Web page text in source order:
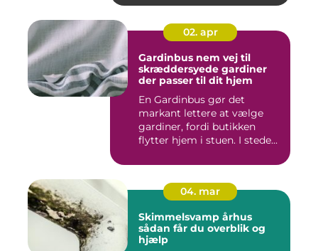
02. apr
Gardinbus nem vej til
skræddersyede gardiner
der passer til dit hjem
En Gardinbus gør det
markant lettere at vælge
gardiner, fordi butikken
flytter hjem i stuen. I stede...
04. mar
Skimmelsvamp århus
sådan får du overblik og
hjælp